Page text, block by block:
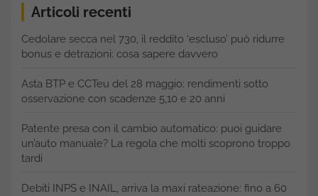
Articoli recenti
Cedolare secca nel 730, il reddito ‘escluso’ può ridurre
bonus e detrazioni: cosa sapere davvero
Asta BTP e CCTeu del 28 maggio: rendimenti sotto
osservazione con scadenze 5,10 e 20 anni
Patente presa con il cambio automatico: puoi guidare
un’auto manuale? La regola che molti scoprono troppo
tardi
Debiti INPS e INAIL, arriva la maxi rateazione: fino a 60